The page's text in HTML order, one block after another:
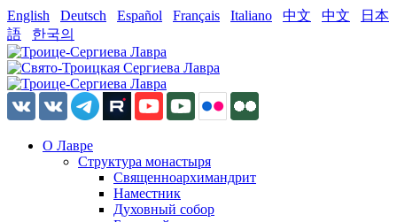
English Deutsch Español Français Italiano 中文 中文
日本
語
한국의
О Лавре
Структура монастыря
Священноархимандрит
Наместник
Духовный собор